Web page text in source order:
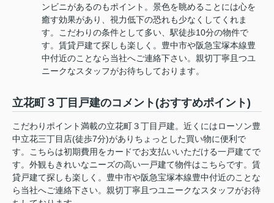
ンビニがあるのもポイント。景色を眺めることには心を
癒す効果があり、視力低下の恐れも少なくしてくれま
す。こだわりの条件として多い、駅徒歩10分の物件で
す。賃貸戸建て探しも楽しく。豊中市や阪急宝塚本線豊
中付近のことなら当社へご連絡下さい。親切丁寧且つユ
ニークなスタッフがお待ちしております。
立花町３丁目戸建のコメント(おすすめポイント)
こだわりポイント満載の立花町３丁目戸建。近くにはローソン豊
中立花三丁目店(徒歩7分)がありちょっとした買い物に便利で
す。こちらは初期費用をカードでお支払いいただける一戸建てで
す。外観もきれいなニーズの高い一戸建て物件はこちらです。賃
貸戸建て探しも楽しく。豊中市や阪急宝塚本線豊中付近のことな
ら当社へご連絡下さい。親切丁寧且つユニークなスタッフがお待